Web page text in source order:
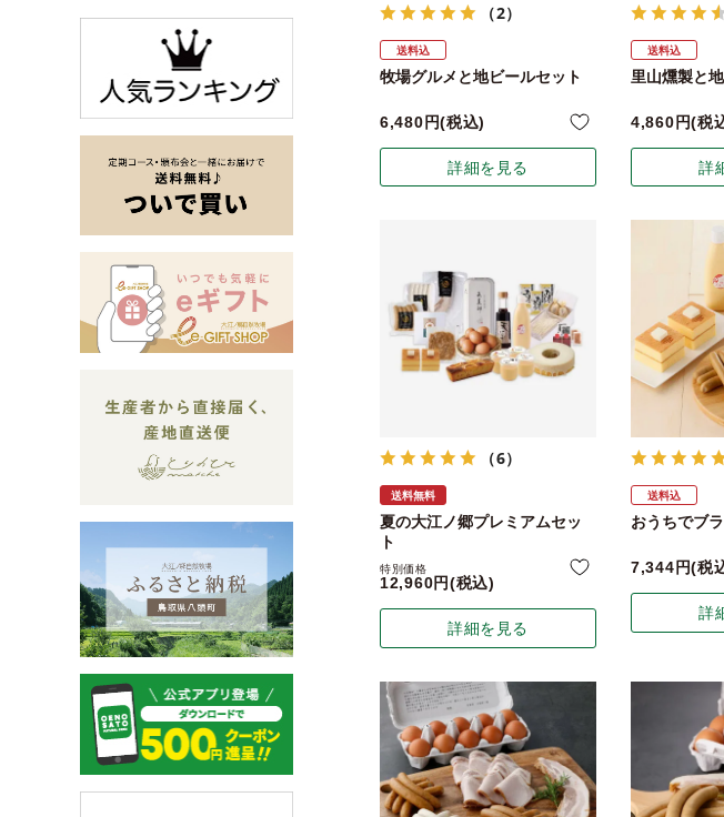
（2）
送料込
牧場グルメと地ビールセット
6,480 税込
詳細を見る
送料込
里山燻製と
4,860 税
詳
（6）
送料無料
夏の大江ノ郷プレミアムセッ
ト
特別価格
12,960 税込
詳細を見る
送料込
おうちでブ
7,344 税
詳